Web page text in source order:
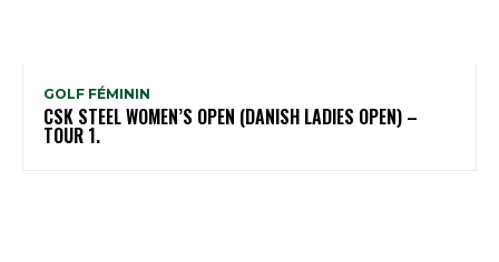
GOLF FÉMININ
CSK STEEL WOMEN’S OPEN (DANISH LADIES OPEN) –
TOUR 1.